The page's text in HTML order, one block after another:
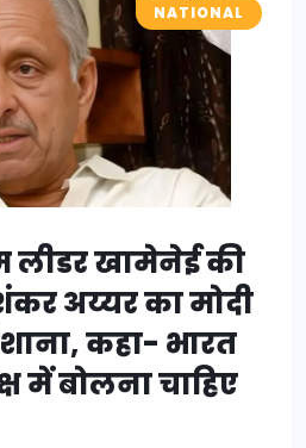
NATIONAL
लीडर खामेनेई की
अय्यर का मोदी
कहा- भारत
में बोलना चाहिए